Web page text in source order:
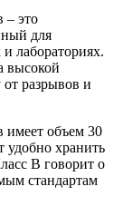
– это
для
лабораториях.
высокой
разрывов и
имеет объем 30
удобно хранить
В говорит о
стандартам